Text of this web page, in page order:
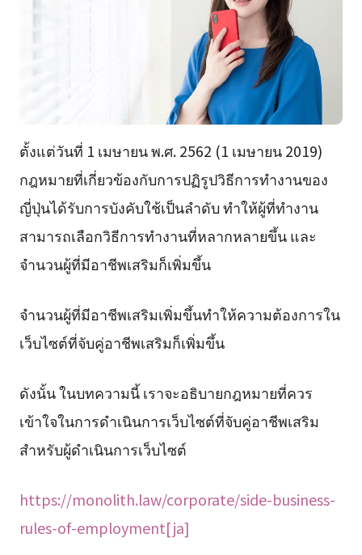
ตั้งแต่วันที่ 1 เมษายน พ.ศ. 2562 (1 เมษายน 2019)
กฎหมายที่เกี่ยวข้องกับการปฏิรูปวิธีการทำงานของ
ญี่ปุ่นได้รับการบังคับใช้เป็นลำดับ ทำให้ผู้ที่ทำงาน
สามารถเลือกวิธีการทำงานที่หลากหลายขึ้น และ
จำนวนผู้ที่มีอาชีพเสริมก็เพิ่มขึ้น
จำนวนผู้ที่มีอาชีพเสริมเพิ่มขึ้นทำให้ความต้องการใน
เว็บไซต์ที่จับคู่อาชีพเสริมก็เพิ่มขึ้น
ดังนั้น ในบทความนี้ เราจะอธิบายกฎหมายที่ควร
เข้าใจในการดำเนินการเว็บไซต์ที่จับคู่อาชีพเสริม
สำหรับผู้ดำเนินการเว็บไซต์
https://monolith.law/corporate/side-business-
rules-of-employment[ja]